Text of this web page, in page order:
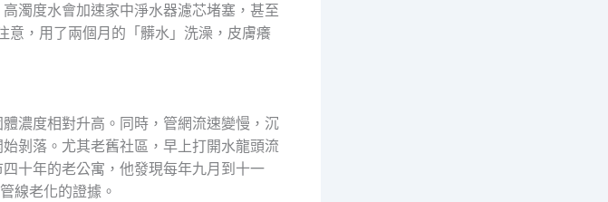
濁度水會加速家中淨水器濾芯堵塞，甚至
意，用了兩個月的「髒水」洗澡，皮膚癢
濃度相對升高。同時，管網流速變慢，沉
剝落。尤其老舊社區，早上打開水龍頭流
十年的老公寓，他發現每年九月到十一
線老化的證據。